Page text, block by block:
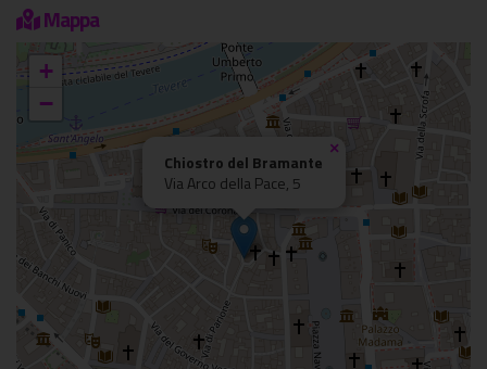
Mappa
Chiostro del Bramante
Via Arco della Pace, 5
×
+
−